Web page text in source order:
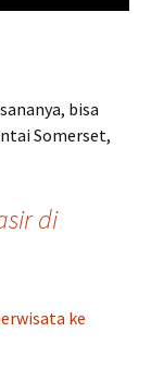
bisa
Somerset,
di
ke